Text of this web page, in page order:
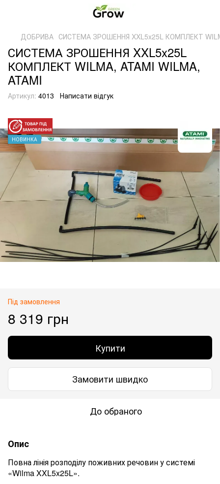
ДОБРИВА СИСТЕМА ЗРОШЕННЯ XXL5x25L КОМПЛЕКТ
СИСТЕМА ЗРОШЕННЯ XXL5x25L
КОМПЛЕКТ WILMA, ATAMI WILMA,
ATAMI
Артикул: 4013 Написати відгук
НОВИНКА
Під замовлення
8 319 грн
Купити
Замовити швидко
До обраного
Опис
Повна лінія розподілу поживних речовин у системі
«Wilma XXL5x25L».